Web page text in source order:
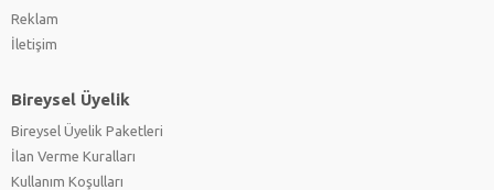
Reklam
İletişim
Bireysel Üyelik
Bireysel Üyelik Paketleri
İlan Verme Kuralları
Kullanım Koşulları